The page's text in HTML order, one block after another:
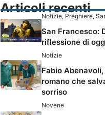
Articoli recenti
Notizie, Preghiere,
San Francesco:
riflessione di
Notizie
Fabio
romano che
sorriso
Novene